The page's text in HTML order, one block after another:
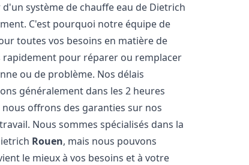
système de chauffe eau de Dietrich
C'est pourquoi notre équipe de
toutes vos besoins en matière de
rapidement pour réparer ou remplacer
ou de problème. Nos délais
généralement dans les 2 heures
offrons des garanties sur nos
Nous sommes spécialisés dans la
Rouen, mais nous pouvons
le mieux à vos besoins et à votre